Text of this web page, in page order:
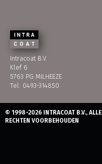
Intracoat B.V.
Klef 6
5763 PG MILHEEZE
Tel. 0493-314850
© 1998-2026 INTRACOAT B.V., ALLE
RECHTEN VOORBEHOUDEN